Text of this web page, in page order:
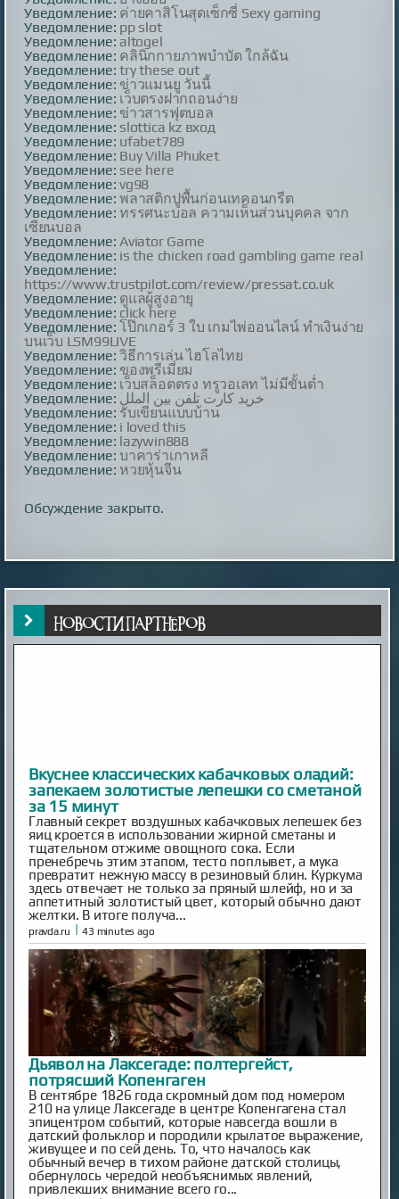
Уведомление: ค่ายคาสิโนสุดเซ็กซี่ Sexy gaming
Уведомление: pp slot
Уведомление: altogel
Уведомление: คลินิกกายภาพบำบัด ใกล้ฉัน
Уведомление:try these out
Уведомление: ข่าวแมนยู วันนี้
Уведомление: เว็บตรงฝากถอนง่าย
Уведомление: ข่าวสารฟุตบอล
Уведомление: slottica kz вход
Уведомление: ufabet789
Уведомление: Buy Villa Phuket
Уведомление: see here
Уведомление:vg98
Уведомление:พลาสติกปูพื้นก่อนเทคอนกรีต
Уведомление:ทรรศนะบอล ความเห็นส่วนบุคคล จาก
เซียนบอล
Уведомление:Aviator Game
Уведомление: is the chicken road gambling game real
Уведомление:
https://www.trustpilot.com/review/pressat.co.uk
Уведомление: ดูแลผู้สูงอายุ
Уведомление: click here
Уведомление:โป๊กเกอร์ 3 ใบ เกมไพ่ออนไลน์ ทำเงินง่าย
บนเว็บ LSM99LIVE
Уведомление:วิธีการเล่น ไฮโลไทย
Уведомление: ของพรีเมี่ยม
Уведомление: เว็บสล็อตตรง ทรูวอเลท ไม่มีขั้นต่ำ
Уведомление: خرید کارت تلفن بین الملل
Уведомление: รับเขียนแบบบ้าน
Уведомление: i loved this
Уведомление: lazywin888
Уведомление:บาคาร่าเกาหลี
Уведомление: หวยหุ้นจีน
Обсуждение закрыто.
НОВОСТИ ПАРТНЁРОВ
Вкуснее классических кабачковых оладий:
запекаем золотистые лепешки со сметаной
за 15 минут
Главный секрет воздушных кабачковых лепешек без
яиц кроется в использовании жирной сметаны и
тщательном отжиме овощного сока. Если
пренебречь этим этапом, тесто поплывет, а мука
превратит нежную массу в резиновый блин. Куркума
здесь отвечает не только за пряный шлейф, но и за
аппетитный золотистый цвет, который обычно дают
желтки. В итоге получа...
pravda.ru | 43 minutes ago
Дьявол на Лаксегаде: полтергейст,
потрясший Копенгаген
В сентябре 1826 года скромный дом под номером
210 на улице Лаксегаде в центре Копенгагена стал
эпицентром событий, которые навсегда вошли в
датский фольклор и породили крылатое выражение,
живущее и по сей день. То, что началось как
обычный вечер в тихом районе датской столицы,
обернулось чередой необъяснимых явлений,
привлекших внимание всего го...